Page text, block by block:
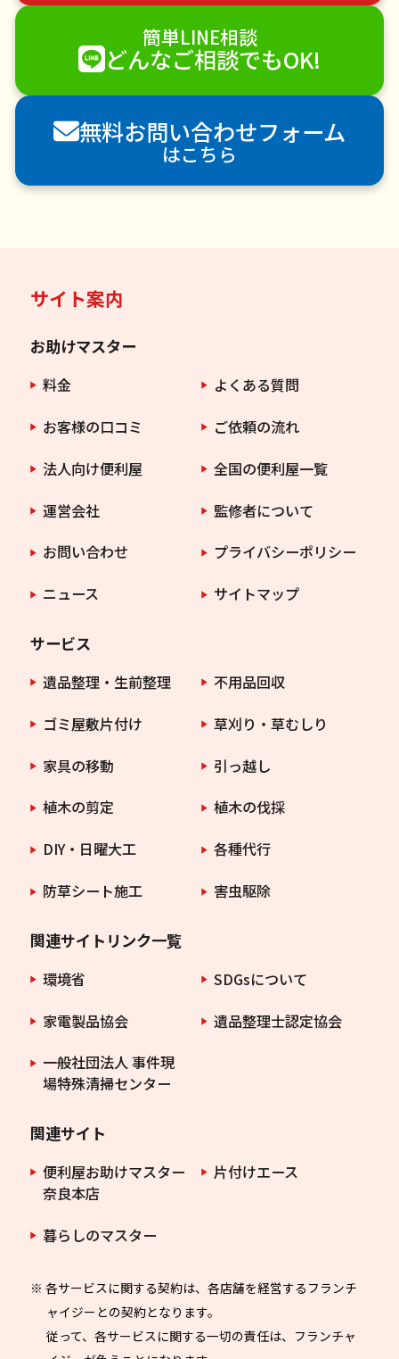
エアコンクリーニング
DIY・日曜大工
ハウスクリーニング
雪かき・雪下ろし
襖（ふすま）の張替え
空き家管理
各種代行
害獣駆除
防草シート施工
ナメクジ駆除
害虫駆除
簡単LINE相談
どんなご相談でもOK!
無料お問い合わせフォーム
はこちら
サイト案内
お助けマスター
料金
よくある質問
お客様の口コミ
ご依頼の流れ
法人向け便利屋
全国の便利屋一覧
運営会社
監修者について
お問い合わせ
プライバシーポリシー
ニュース
サイトマップ
サービス
遺品整理・生前整理
不用品回収
ゴミ屋敷片付け
草刈り・草むしり
家具の移動
引っ越し
植木の剪定
植木の伐採
DIY・日曜大工
各種代行
防草シート施工
害虫駆除
関連サイトリンク一覧
環境省
SDGsについて
家電製品協会
遺品整理士認定協会
一般社団法人 事件現
場特殊清掃センター
関連サイト
便利屋お助けマスター
奈良本店
片付けエース
暮らしのマスター
※ 各サービスに関する契約は、各店舗を経営するフランチ
ャイジーとの契約となります。
従って、各サービスに関する一切の責任は、フランチャ